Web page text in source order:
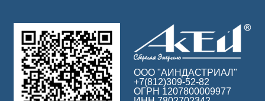
ООО "АИНДАСТРИАЛ"
+7(812)309-52-82
ОГРН 1207800009977